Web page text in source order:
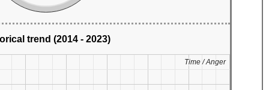
trend (2014 - 2023)
Time / Anger
Time / Anger